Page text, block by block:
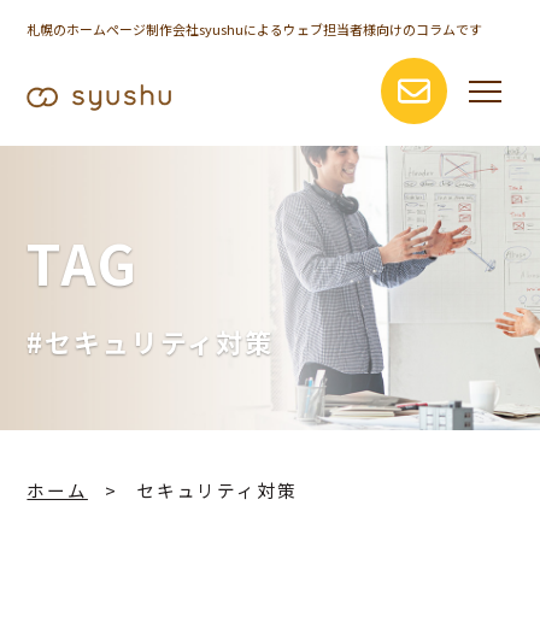
札幌のホームページ制作会社syushuによるウェブ担当者様向けのコラムです
TAG
#セキュリティ対策
ホーム セキュリティ対策